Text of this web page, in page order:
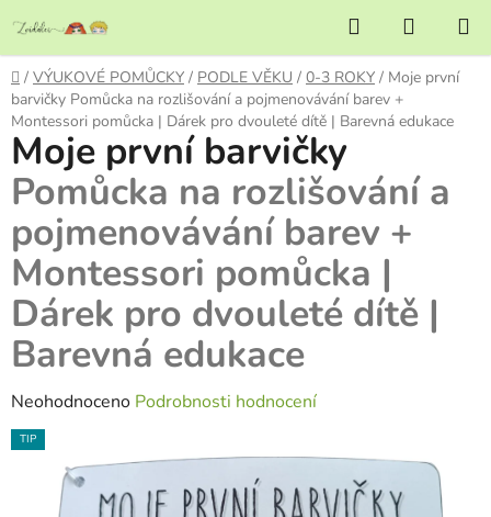
obsah
Hledat
KOŠÍK
Domů
/ VÝUKOVÉ POMŮCKY / PODLE VĚKU / 0-3 ROKY / Moje první
barvičky Pomůcka na rozlišování a pojmenovávání barev +
Montessori pomůcka | Dárek pro dvouleté dítě | Barevná edukace
Moje první barvičky
Pomůcka na rozlišování a
pojmenovávání barev +
Montessori pomůcka |
Dárek pro dvouleté dítě |
Barevná edukace
Průměrné
hodnocení
Neohodnoceno Podrobnosti hodnocení
TIP